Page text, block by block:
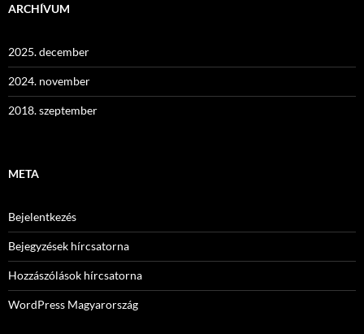
ARCHÍVUM
2025. december
2024. november
2018. szeptember
META
Bejelentkezés
Bejegyzések hírcsatorna
Hozzászólások hírcsatorna
WordPress Magyarország